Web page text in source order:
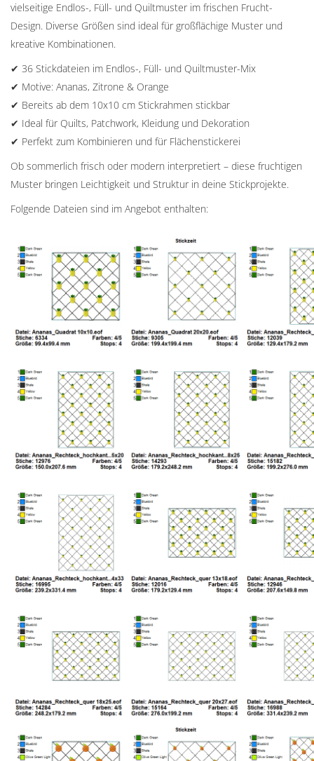
vielseitige Endlos-, Füll- und Quiltmuster im frischen Frucht-
Design. Diverse Größen sind ideal für großflächige Muster und
kreative Kombinationen.
✔ 36 Stickdateien im Endlos-, Füll- und Quiltmuster-Mix
✔ Motive: Ananas, Zitrone & Orange
✔ Bereits ab dem 10x10 cm Stickrahmen stickbar
✔ Ideal für Quilts, Patchwork, Kleidung und Dekoration
✔ Perfekt zum Kombinieren und für Flächenstickerei
Ob sommerlich frisch oder modern interpretiert – diese fruchtigen
Muster bringen Leichtigkeit und Struktur in deine Stickprojekte.
Folgende Dateien sind im Angebot enthalten: